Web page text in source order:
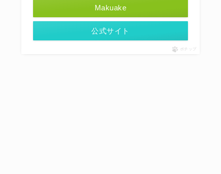
Makuake
公式サイト
ポチップ